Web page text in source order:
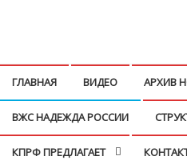
ГЛАВНАЯ ВИДЕО АРХИВ
ВЖС НАДЕЖДА РОССИИ
КПРФ ПРЕДЛАГАЕТ